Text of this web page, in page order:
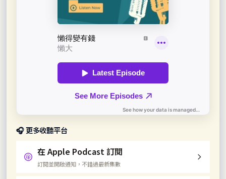
🎧 更多收聽平台
在 Apple Podcast 訂閱
訂閱並開啟通知，不錯過最新集數